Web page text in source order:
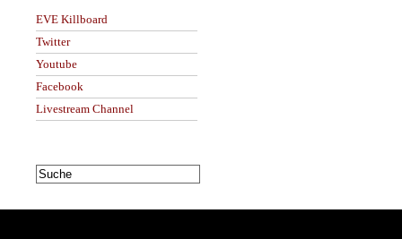
EVE Killboard
Twitter
Youtube
Facebook
Livestream Channel